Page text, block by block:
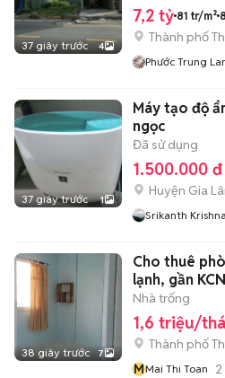
37 giây trước 4
7,2 tỷ 81 tr/m²
Thành phố
Phước Trung
37 giây trước 1
Máy tạo độ
ngọc
Đã sử dụng
1.500.000 đ
Huyện Gia
Srikanth
38 giây trước 7
Cho thuê
lạnh, gần
Nhà trống
1,6 triệu/
Thành phố
MMai Thi Toan 2